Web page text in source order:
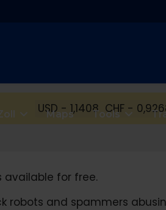
Maps Tools
USD - 1,1408 CHF -
available for free.
robots and spammers